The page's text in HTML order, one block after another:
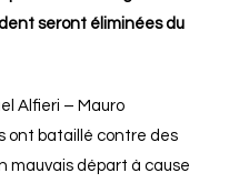
seront éliminées du
Alfieri – Mauro
ont bataillé contre des
mauvais départ à cause